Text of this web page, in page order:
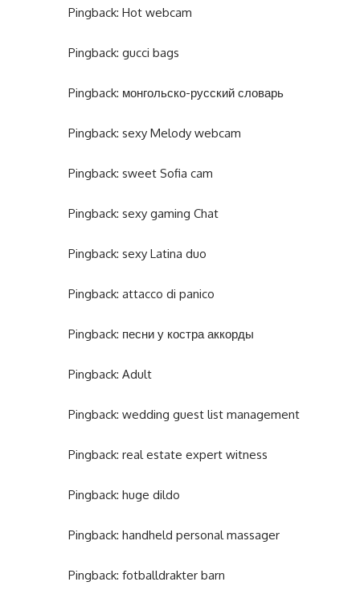
Pingback: Hot webcam
Pingback: gucci bags
Pingback: монгольско-русский словарь
Pingback: sexy Melody webcam
Pingback: sweet Sofia cam
Pingback: sexy gaming Chat
Pingback: sexy Latina duo
Pingback: attacco di panico
Pingback: песни у костра аккорды
Pingback: Adult
Pingback: wedding guest list management
Pingback: real estate expert witness
Pingback: huge dildo
Pingback: handheld personal massager
Pingback: fotballdrakter barn